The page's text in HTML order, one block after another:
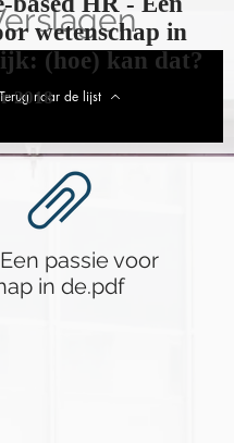
Terug naar de lijst
wetenschap in
(hoe) kan dat?
2018
passie voor
in de.pdf